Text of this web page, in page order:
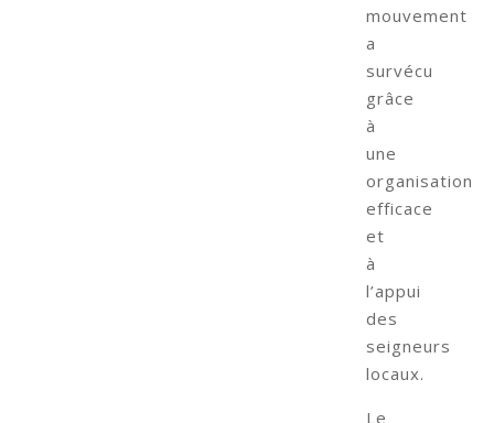
mouvement
a
survécu
grâce
à
une
organisation
efficace
et
à
l’appui
des
seigneurs
locaux.
Le